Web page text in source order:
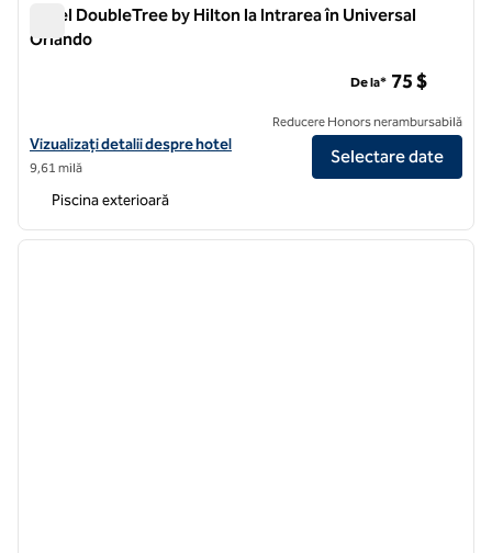
Hotel DoubleTree by Hilton la Intrarea în Universal
Orlando
Vizualizați detaliile hotelului DoubleTree by Hilton la Intrarea în
Vizualizați detalii despre hotel
9,61 milă
De la* 75 $
Reducere Honors nerambursabilă
Selectare date
Piscina exterioară
1 din 11